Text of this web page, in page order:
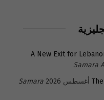
A New Exit for
Samara
Samara